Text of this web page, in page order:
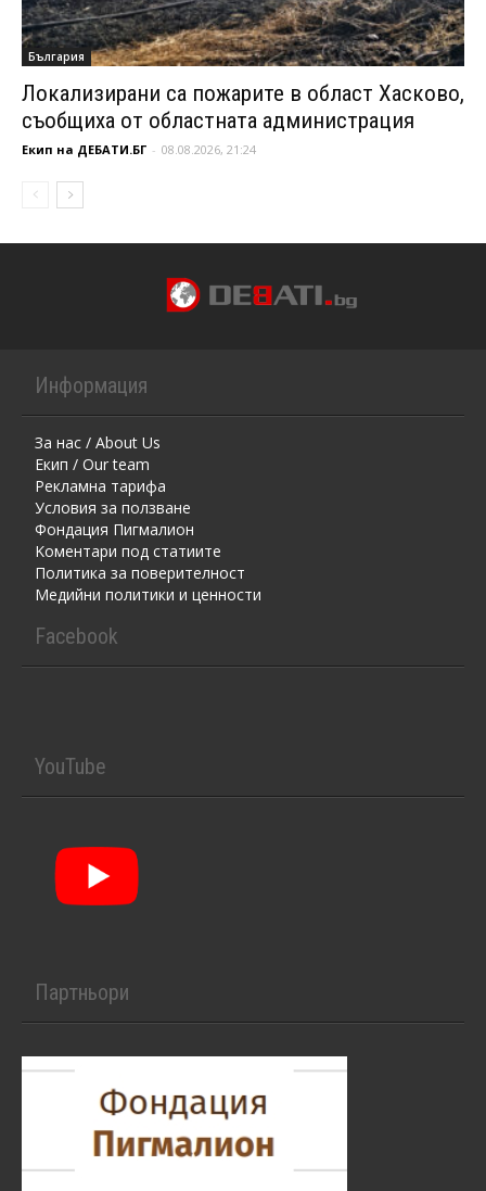
България
Локализирани са пожарите в област Хасково,
съобщиха от областната администрация
Екип на ДЕБАТИ.БГ - 08.08.2026, 21:24
Информация
За нас / About Us
Екип / Our team
Рекламна тарифа
Условия за ползване
Фондация Пигмалион
Kоментaри под статиите
Политика за поверителност
Медийни политики и ценности
Facebook
YouTube
Партньори